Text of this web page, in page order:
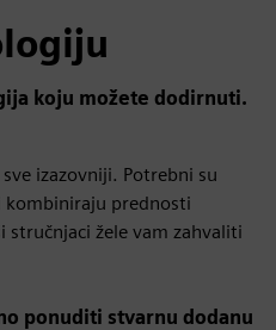
koju možete dodirnuti.
izazovniji. Potrebni su
prednosti
žele vam zahvaliti
ponuditi stvarnu dodanu